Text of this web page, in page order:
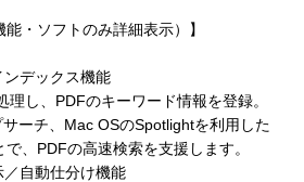
能・ソフトのみ詳細表示）】
デックス機能
し、PDFのキーワード情報を登録。
ーチ、Mac OSのSpotlightを利用した
、PDFの高速検索を支援します。
自動仕分け機能